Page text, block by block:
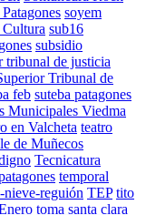
soyem
Cultura sub16
subsidio
tribunal de justicia
Tribunal de
feb suteba patagones
Municipales Viedma
en Valcheta teatro
de Muñecos
Tecnicatura
temporal
nieve-reguión TEP tito
toma santa clara